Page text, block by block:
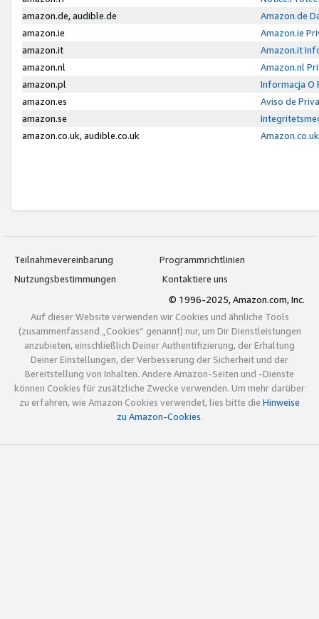
amazon.de, audible.de
Amazon.de
amazon.ie
Amazon.ie
amazon.it
Amazon.it
amazon.nl
Amazon.nl
amazon.pl
Informacja O
amazon.es
Aviso de
amazon.se
amazon.co.uk, audible.co.uk
Teilnahmevereinbarung
Programmrichtlinien
Nutzungsbestimmungen
Kontaktiere uns
© 1996-2025, Amazon.com, Inc.
Auf dieser Website verwenden wir Cookies und ähnliche Tools
(zusammenfassend „Cookies“ genannt) nur, um Dir Dienstleistungen
anzubieten, einschließlich Deiner Authentifizierung, der Erhaltung
Deiner Einstellungen, der Verbesserung der Sicherheit und der
Bereitstellung von Inhalten. Andere Amazon-Seiten und -Dienste
können Cookies für zusätzliche Zwecke verwenden. Um mehr darüber
zu erfahren, wie Amazon Cookies verwendet, lies bitte die Hinweise
zu Amazon-Cookies.